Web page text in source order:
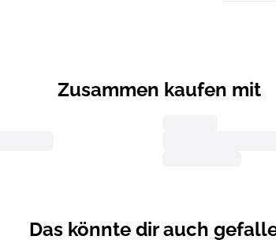
Zusammen kaufen mit
Das könnte dir auch